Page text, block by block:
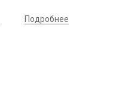
Подробнее